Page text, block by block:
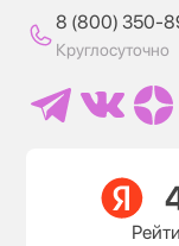
8 (800) 350-
Круглосуточно